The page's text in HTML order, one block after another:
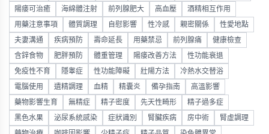
陽痿可治癒 海綿體注射 前列腺肥大 高血壓 酒精相互作用
用藥注意事項 體質調理 自慰影響 性冷感 親密關係 性愛地點
夫妻溝通 疾病預防 壽命延長 用藥禁忌 前列腺痛 健康檢查
含鋅食物 肥胖預防 體重管理 陽痿改善方法 性功能衰退
免疫性不育 隱睾症 性功能障礙 壯陽方法 冷熱水交替浴
電腦使用 遺精調理 血精 精囊炎 備孕指南 高溫影響
藥物影響生育 無精症 精子密度 先天性畸形 精子過多症
黑色水果 泌尿系統感染 症狀識別 腎臟疾病 房中術 腎虛調理